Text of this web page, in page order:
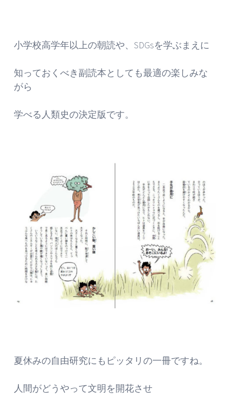
小学校高学年以上の朝読や、SDGsを学ぶまえに
知っておくべき副読本としても最適の楽しみな
がら
学べる人類史の決定版です。
夏休みの自由研究にもピッタリの一冊ですね。
人間がどうやって文明を開花させ